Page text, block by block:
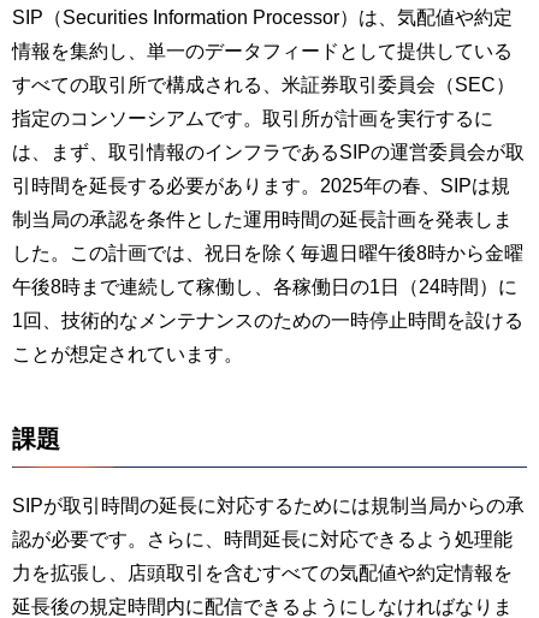
SIP（Securities Information Processor）は、気配値や約定
情報を集約し、単一のデータフィードとして提供している
すべての取引所で構成される、米証券取引委員会（SEC）
指定のコンソーシアムです。取引所が計画を実行するに
は、まず、取引情報のインフラであるSIPの運営委員会が取
引時間を延長する必要があります。2025年の春、SIPは規
制当局の承認を条件とした運用時間の延長計画を発表しま
した。この計画では、祝日を除く毎週日曜午後8時から金曜
午後8時まで連続して稼働し、各稼働日の1日（24時間）に
1回、技術的なメンテナンスのための一時停止時間を設ける
ことが想定されています。
課題
SIPが取引時間の延長に対応するためには規制当局からの承
認が必要です。さらに、時間延長に対応できるよう処理能
力を拡張し、店頭取引を含むすべての気配値や約定情報を
延長後の規定時間内に配信できるようにしなければなりま